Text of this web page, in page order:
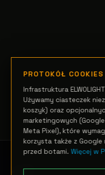
PROTOKÓŁ COOKIES
Infrastruktura
Używamy ciasteczek
koszyk) oraz
marketingowych
Meta Pixel), które
korzysta także z Google
przed botami.Więcej w